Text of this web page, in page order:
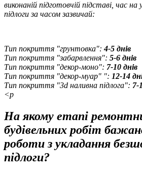
виконаній підготовчій підставі, час на
підлоги за часом зазвичай:
Тип покриття "грунтовка":4-5 днів
Тип покриття "забарвлення": 5-6 днів
Тип покриття "декор-моно": 7-10 днів
Тип покриття "декор-муар" ": 12-14
Тип покриття "3d наливна підлога": 7-
<p
На якому етапі
будівельних робіт
роботи з укладання
підлоги?